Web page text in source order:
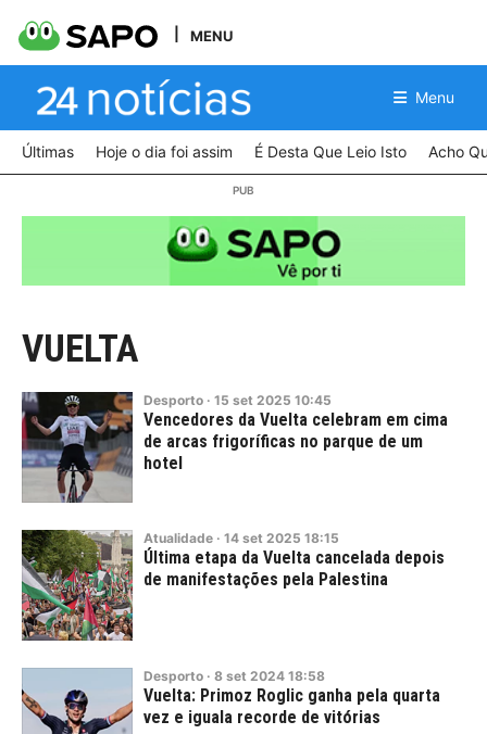
MENU
Menu
Últimas Hoje o dia foi assim É Desta Que Leio Isto Acho
VUELTA
Desporto · 15 set 2025 10:45
Vencedores da Vuelta celebram em cima
de arcas frigoríficas no parque de um
hotel
Atualidade · 14 set 2025 18:15
Última etapa da Vuelta cancelada depois
de manifestações pela Palestina
Desporto · 8 set 2024 18:58
Vuelta: Primoz Roglic ganha pela quarta
vez e iguala recorde de vitórias